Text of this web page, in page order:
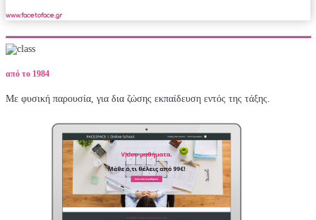
www.facetoface.gr
από το 1984
Με φυσική παρουσία, για δια ζώσης εκπαίδευση εντός της τάξης.